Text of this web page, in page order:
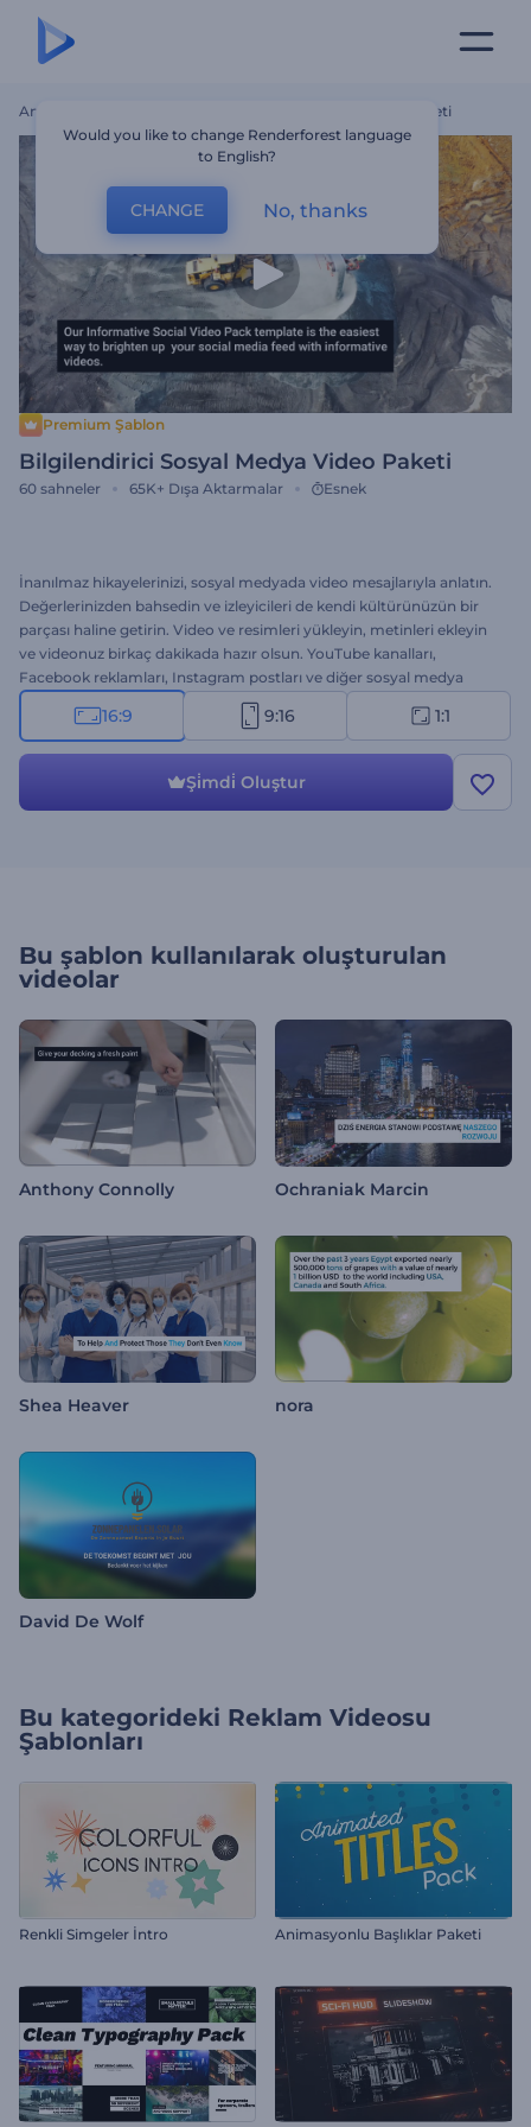
Ana Sayfa Bilgilendirici Sosyal Medya Video Paketi
Premium Şablon
Bilgilendirici Sosyal Medya Video Paketi
60 sahneler 65K+ Dışa Aktarmalar Esnek
İnanılmaz hikayelerinizi, sosyal medyada video mesajlarıyla anlatın.
Değerlerinizden bahsedin ve izleyicileri de kendi kültürünüzün bir
parçası haline getirin. Video ve resimleri yükleyin, metinleri ekleyin
ve videonuz birkaç dakikada hazır olsun. YouTube kanalları,
Facebook reklamları, Instagram postları ve diğer sosyal medya
videoları için ideal. Video oluşturmak, düzenlemek ve paylaşmak
için Bilgilendirici Sosyal Medya Video Paketini kullanın. Şimdi
16:9 9:16 1:1
Şi̇mdi̇ Oluştur
Bu şablon kullanılarak oluşturulan
videolar
Anthony Connolly Ochraniak Marcin
Shea Heaver nora
David De Wolf
Bu kategorideki Reklam Videosu
Şablonları
Renkli Simgeler İntro Animasyonlu Başlıklar Paketi
Would you like to change Renderforest language
to English?
CHANGE No, thanks